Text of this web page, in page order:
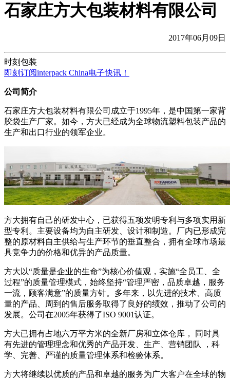
石家庄方大包装材料有限公司
2017年06月09日
时刻包装
即刻订阅interpack China电子快讯！
公司简介
石家庄方大包装材料有限公司成立于1995年，是中国第一家背
胶袋生产厂家。如今，方大已经成为全球物流塑料包装产品的
生产和出口行业的领军企业。
方大拥有自己的研发中心，已获得五项发明专利与多项实用新
型专利。主要设备均为自主研发、设计和制造。厂内已形成完
整的原材料自主供给与生产环节的垂直整合，拥有全球市场最
具竞争力的价格和优异的产品质量。
方大以“质量是企业的生命”为核心价值观，实施“全员工、全
过程”的质量管理模式，始终坚持“管理严密，品质卓越，服务
一流，顾客满意”的质量方针。多年来，以先进的技术、高质
量的产品、周到的售后服务取得了良好的绩效，推动了公司的
发展。公司在2005年获得了ISO 9001认证。
方大已拥有占地六万平方米的全新厂房和立体仓库， 同时具
有先进的管理理念和优秀的产品开发、生产、营销团队 ，科
学、完善、严谨的质量管理体系和检验体系。
方大将继续以优质的产品和卓越的服务为广大客户在全球的物